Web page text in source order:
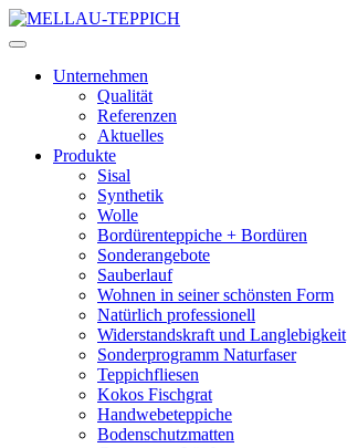
Unternehmen
Qualität
Referenzen
Aktuelles
Produkte
Sisal
Synthetik
Wolle
Bordürenteppiche + Bordüren
Sonderangebote
Sauberlauf
Wohnen in seiner schönsten Form
Natürlich professionell
Widerstandskraft und Langlebigkeit
Sonderprogramm Naturfaser
Teppichfliesen
Kokos Fischgrat
Handwebeteppiche
Bodenschutzmatten